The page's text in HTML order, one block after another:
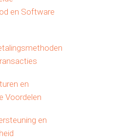
en Software
en
Voordelen
en